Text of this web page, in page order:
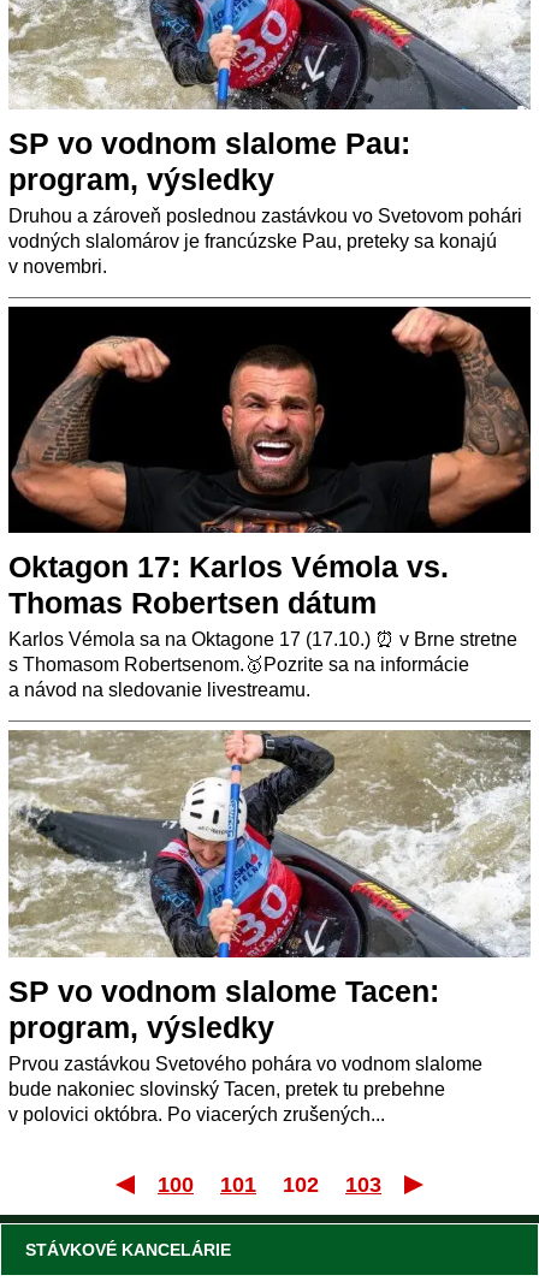
SP vo vodnom slalome Pau:
program, výsledky
Druhou a zároveň poslednou zastávkou vo Svetovom pohári
vodných slalomárov je francúzske Pau, preteky sa konajú
v novembri.
Oktagon 17: Karlos Vémola vs.
Thomas Robertsen dátum
Karlos Vémola sa na Oktagone 17 (17.10.) ⏰ v Brne stretne
s Thomasom Robertsenom.🥇Pozrite sa na informácie
a návod na sledovanie livestreamu.
SP vo vodnom slalome Tacen:
program, výsledky
Prvou zastávkou Svetového pohára vo vodnom slalome
bude nakoniec slovinský Tacen, pretek tu prebehne
v polovici októbra. Po viacerých zrušených...
Prvý
100 101 102 103
STÁVKOVÉ KANCELÁRIE